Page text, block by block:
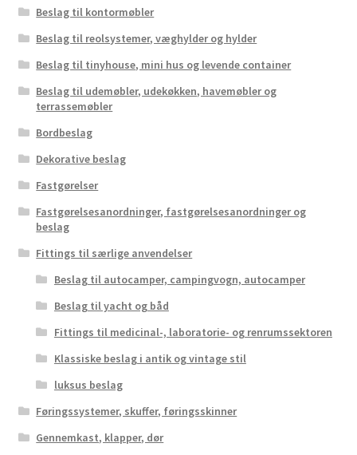
Beslag til kontormøbler
Beslag til reolsystemer, væghylder og hylder
Beslag til tinyhouse, mini hus og levende container
Beslag til udemøbler, udekøkken, havemøbler og
terrassemøbler
Bordbeslag
Dekorative beslag
Fastgørelser
Fastgørelsesanordninger, fastgørelsesanordninger og
beslag
Fittings til særlige anvendelser
Beslag til autocamper, campingvogn, autocamper
Beslag til yacht og båd
Fittings til medicinal-, laboratorie- og renrumssektoren
Klassiske beslag i antik og vintage stil
luksus beslag
Føringssystemer, skuffer, føringsskinner
Gennemkast, klapper, dør